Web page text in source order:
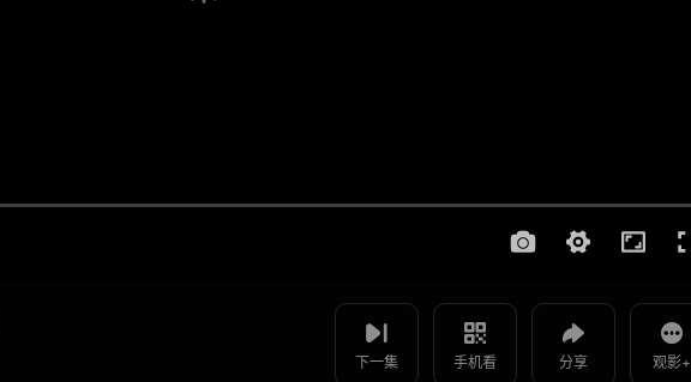
下一集 手机看 分享 观影+
如遇无法播放请提交给我们